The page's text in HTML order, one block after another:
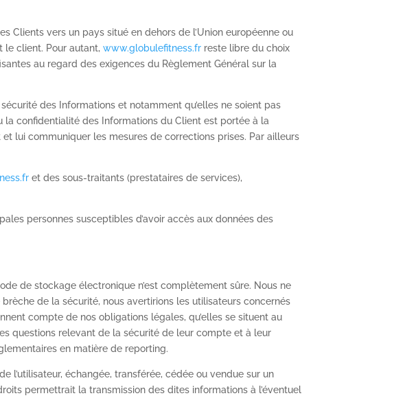
Clients vers un pays situé en dehors de l’Union européenne ou
le client. Pour autant,www.globulefitness.fr reste libre du choix
au regard des exigences du Règlement Général sur la
des Informations et notamment qu’elles ne soient pas
la confidentialité des Informations du Client est portée à la
lui communiquer les mesures de corrections prises. Par ailleurs
et des sous-traitants (prestataires de services),
personnes susceptibles d’avoir accès aux données des
de stockage électronique n’est complètement sûre. Nous ne
de la sécurité, nous avertirions les utilisateurs concernés
compte de nos obligations légales, qu’elles se situent au
questions relevant de la sécurité de leur compte et à leur
en matière de reporting.
de l’utilisateur, échangée, transférée, cédée ou vendue sur un
permettrait la transmission des dites informations à l’éventuel